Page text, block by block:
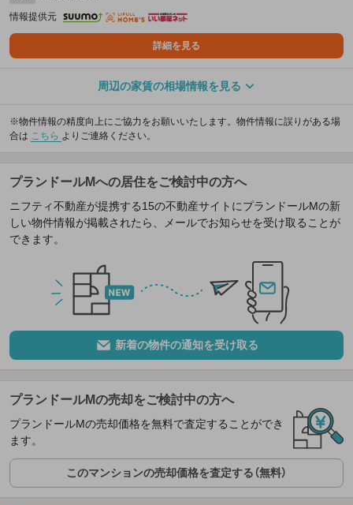
情報提供元
詳細を見る
周辺の家賃の相場情報を見る
※物件情報の精度向上にご協力をお願いいたします。物件情報に誤りがある場
合は こちら よりご連絡ください。
プランドールMへの居住をご検討中の方へ
ニフティ不動産が提携する15の不動産サイトにプランドールMの新
しい物件情報が掲載されたら、メールでお知らせを受け取ることが
できます。
新着の物件の通知を受け取る
プランドールMの売却をご検討中の方へ
プランドールMの売却価格を無料で査定することができ
ます。
このマンションの売却価格を査定する（無料）